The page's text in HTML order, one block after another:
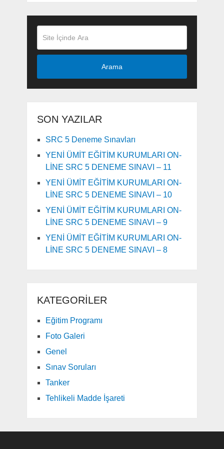
Arama
SON YAZILAR
SRC 5 Deneme Sınavları
YENİ ÜMİT EĞİTİM KURUMLARI ON-
LİNE SRC 5 DENEME SINAVI – 11
YENİ ÜMİT EĞİTİM KURUMLARI ON-
LİNE SRC 5 DENEME SINAVI – 10
YENİ ÜMİT EĞİTİM KURUMLARI ON-
LİNE SRC 5 DENEME SINAVI – 9
YENİ ÜMİT EĞİTİM KURUMLARI ON-
LİNE SRC 5 DENEME SINAVI – 8
KATEGORILER
Eğitim Programı
Foto Galeri
Genel
Sınav Soruları
Tanker
Tehlikeli Madde İşareti